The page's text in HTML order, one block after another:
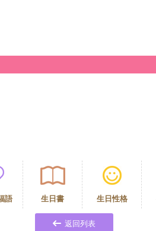
語 生日書 生日性格
返回列表